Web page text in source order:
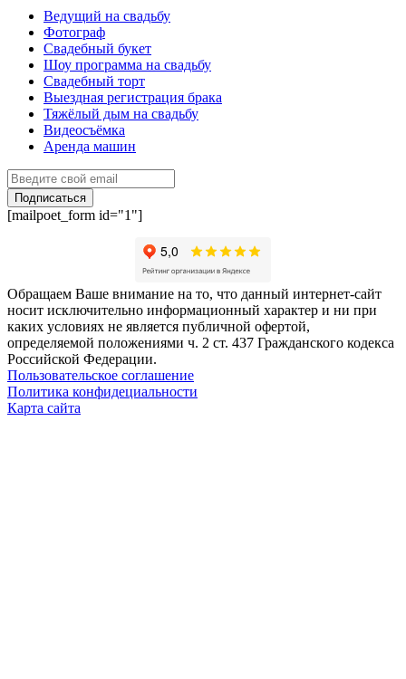
Ведущий на свадьбу
Фотограф
Свадебный букет
Шоу программа на свадьбу
Свадебный торт
Выездная регистрация брака
Тяжёлый дым на свадьбу
Видеосъёмка
Аренда машин
Подписаться
[mailpoet_form id="1"]
Обращаем Ваше внимание на то, что данный интернет-сайт
носит исключительно информационный характер и ни при
каких условиях не является публичной офертой,
определяемой положениями ч. 2 ст. 437 Гражданского кодекса
Российской Федерации.
Пользовательское соглашение
Политика конфидециальности
Карта сайта